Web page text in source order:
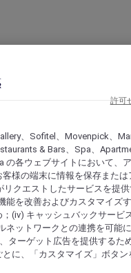
、Sofitel、Movenpick、
& Bars、Spa、
の各ウェブサイトにおいて、
客様の端末に情報を保存または
クエストしたサービスを提供
能を改善およびカスタマイズ
(iv) キャッシュバックサービ
ットワークとの連携を可能
ターゲット広告を提供するた
に、「カスタマイズ」ボタン
許可